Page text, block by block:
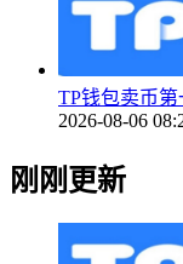
TP钱包卖币
2026-08-06
刚刚更新